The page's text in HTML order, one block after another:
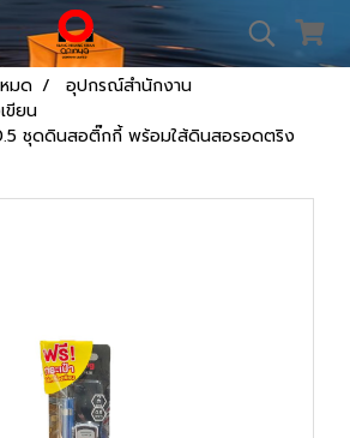
มด
อุปกรณ์สำนักงาน
ขียน
ชุดดินสอติ๊กกี้ พร้อมใส้ดินสอรอดตริง